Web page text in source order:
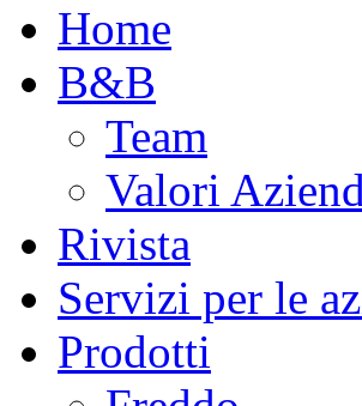
Home
B&B
Team
Valori
Rivista
Servizi per le
Prodotti